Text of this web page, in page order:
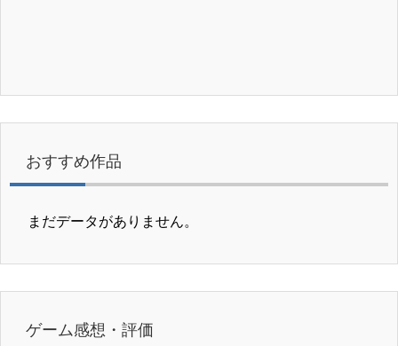
おすすめ作品
まだデータがありません。
ゲーム感想・評価